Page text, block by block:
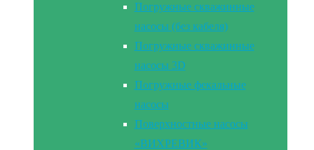
Погружные скважинные
насосы (без кабеля)
Погружные скважинные
насосы 3D
Погружные фекальные
насосы
Поверхностные насосы
«ВИХРЕВИК»